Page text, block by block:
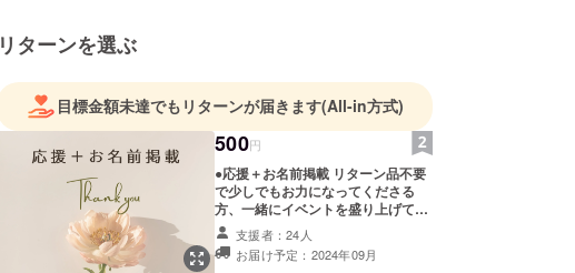
リターンを選ぶ
目標金額未達でもリターンが届きます(All-in方式)
500円
●応援＋お名前掲載 リターン品不要
で少しでもお力になってくださる
方、一緒にイベントを盛り上げてく
ださる方へ ✯リターン品の絵本、
WEBページ、チラシ（ポスター）な
どへお名前を記載させて頂きます。
支援者：24人
お届け予定：2024年09月